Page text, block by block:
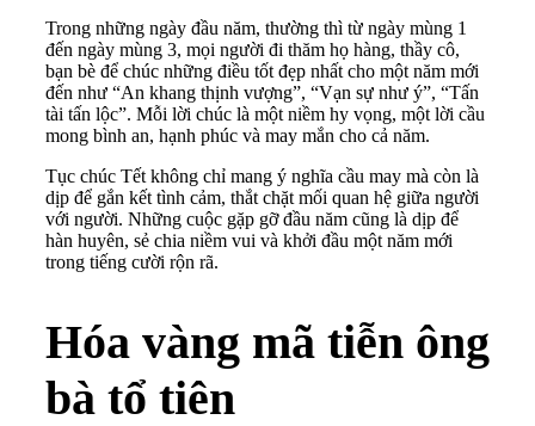
Trong những ngày đầu năm, thường thì từ ngày mùng 1
đến ngày mùng 3, mọi người đi thăm họ hàng, thầy cô,
bạn bè để chúc những điều tốt đẹp nhất cho một năm mới
đến như “An khang thịnh vượng”, “Vạn sự như ý”, “Tấn
tài tấn lộc”. Mỗi lời chúc là một niềm hy vọng, một lời cầu
mong bình an, hạnh phúc và may mắn cho cả năm.
Tục chúc Tết không chỉ mang ý nghĩa cầu may mà còn là
dịp để gắn kết tình cảm, thắt chặt mối quan hệ giữa người
với người. Những cuộc gặp gỡ đầu năm cũng là dịp để
hàn huyên, sẻ chia niềm vui và khởi đầu một năm mới
trong tiếng cười rộn rã.
Hóa vàng mã tiễn ông
bà tổ tiên